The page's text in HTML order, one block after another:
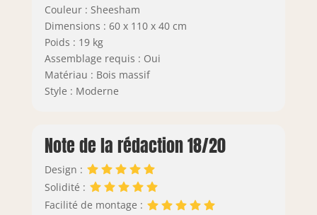
Couleur : Sheesham
Dimensions : 60 x 110 x 40 cm
Poids : 19 kg
Assemblage requis : Oui
Matériau : Bois massif
Style : Moderne
Note de la rédaction 18/20
Design :
Solidité :
Facilité de montage :